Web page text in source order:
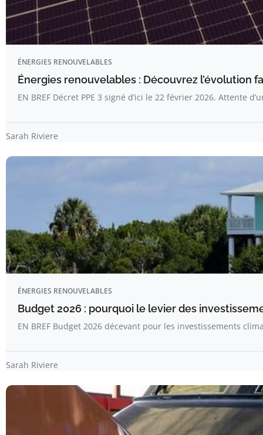
ÉNERGIES RENOUVELABLES
Énergies renouvelables : Découvrez l’évolution
EN BREF Décret PPE 3 signé d’ici le 22 février 2026. Attente
Sarah Riviere
ÉNERGIES RENOUVELABLES
Budget 2026 : pourquoi le levier des
EN BREF Budget 2026 décevant pour les investissements
Sarah Riviere